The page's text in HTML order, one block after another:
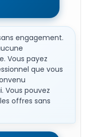
engagement.
Vous payez
que vous
Vous pouvez
offres sans